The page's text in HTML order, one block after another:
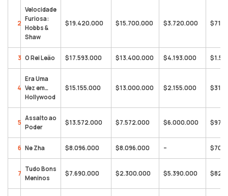
2
Velocidade
Furiosa:
Hobbs &
Shaw
$19.420.000 $15.700.000 $3.720.000
3 O Rei Leão $17.593.000 $13.400.000 $4.193.000
4
Era Uma
Vez em…
Hollywood
$15.155.000 $13.000.000 $2.155.000
5
Assalto ao
Poder
$13.572.000 $7.572.000 $6.000.000
6 Ne Zha $8.096.000 $8.096.000 –
7
Tudo Bons
Meninos
$7.690.000 $2.300.000 $5.390.000